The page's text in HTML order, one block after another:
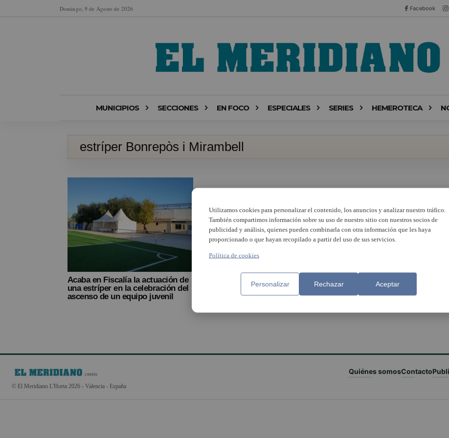
Domingo, 9 de Agosto de 2026 Facebook
MUNICIPIOS SECCIONES EN FOCO ESPECIALES SERIES HEMEROTECA
estríper Bonrepòs i Mirambell
Acaba en Fiscalía la actuación de
una estríper en la celebración del
ascenso de un equipo juvenil
© El Meridiano L'Horta 2026 - Valencia - España
Quiénes somosContacto
Utilizamos cookies para personalizar el contenido, los anuncios y analizar nuestro tráfico.
También compartimos información sobre su uso de nuestro sitio con nuestros socios de
publicidad y análisis, quienes pueden combinarla con otra información que les haya
proporcionado o que hayan recopilado a partir del uso de sus servicios.
Política de cookies
Personalizar Rechazar Aceptar